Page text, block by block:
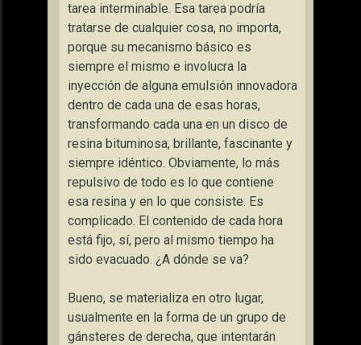
tarea interminable. Esa tarea podría
tratarse de cualquier cosa, no importa,
porque su mecanismo básico es
siempre el mismo e involucra la
inyección de alguna emulsión innovadora
dentro de cada una de esas horas,
transformando cada una en un disco de
resina bituminosa, brillante, fascinante y
siempre idéntico. Obviamente, lo más
repulsivo de todo es lo que contiene
esa resina y en lo que consiste. Es
complicado. El contenido de cada hora
está fijo, sí, pero al mismo tiempo ha
sido evacuado. ¿A dónde se va?
Bueno, se materializa en otro lugar,
usualmente en la forma de un grupo de
gánsteres de derecha, que intentarán